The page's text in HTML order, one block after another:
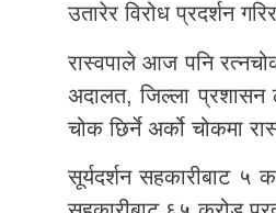
उतारेर विरोध प्रदर्शन
रास्वपाले आज पनि
अदालत, जिल्ला प्रशासन
चोक छिर्ने अर्को चोकमा
सूर्यदर्शन सहकारीबाट ५